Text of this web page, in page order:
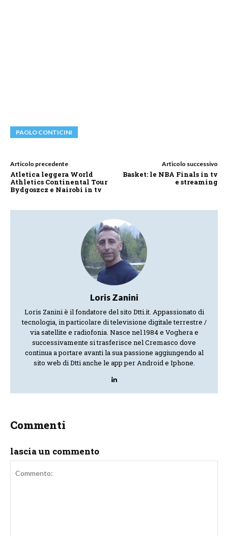
PAOLO CONTICINI
Articolo precedente
Atletica leggera World
Athletics Continental Tour
Bydgoszcz e Nairobi in tv
Articolo successivo
Basket: le NBA Finals in tv
e streaming
Loris Zanini
Loris Zanini è il fondatore del sito Dtti.it. Appassionato di
tecnologia, in particolare di televisione digitale terrestre /
via satellite e radiofonia. Nasce nel 1984 e Voghera e
successivamente si trasferisce nel Cremasco dove
continua a portare avanti la sua passione aggiungendo al
sito web di Dtti anche le app per Android e Iphone.
Commenti
lascia un commento